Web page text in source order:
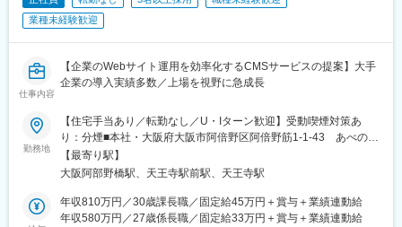
業種未経験歓迎
仕事内容
【企業のWebサイト運用を効率化するCMSサービスの提案】大手
企業の導入実績多数／上場を視野に急成長
勤務地
【住宅手当あり／転勤なし／U・Iターン歓迎】受動喫煙対策あ
り：分煙■本社・大阪府大阪市阿倍野区阿倍野筋1-1-43 あべのハ
ルカス32F（各線「天王寺」駅から徒歩すぐ）
【最寄り駅】
大阪阿部野橋駅、天王寺駅前駅、天王寺駅
年収810万円／30歳課長職／固定給45万円＋賞与＋業績連動給
年収580万円／27歳係長職／固定給33万円＋賞与＋業績連動給